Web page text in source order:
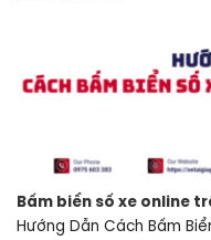
Bấm biển số xe online
Hướng Dẫn Cách Bấm